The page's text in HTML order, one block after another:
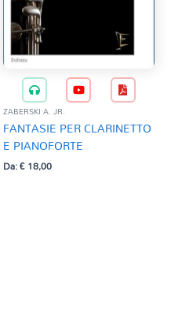
ZABERSKI A. JR.
FANTASIE PER CLARINETTO
E PIANOFORTE
Da:€18,00